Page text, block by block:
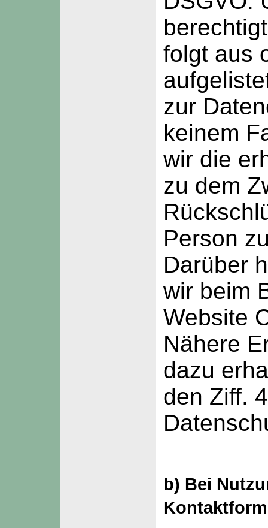
folgt aus
zur
keinem
wir die
zu dem
Person
Darüber
wir beim
Website
Nähere
dazu
den Ziff.
b) Bei